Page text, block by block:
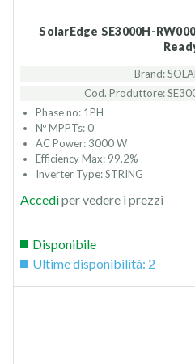
SolarEdge SE3000H-RW000BEN4 - Home Network
Brand:
Cod. Produttore:
Phase no: 1PH
Nº MPPTs: 0
AC Power: 3000 W
Efficiency Max: 99.2%
Inverter Type: STRING
Accediper vedere i prezzi
Disponibile
Ultime disponibilità: 2